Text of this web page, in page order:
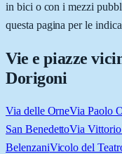
in bici o con i mezzi
questa pagina per le
Vie e piazze
Dorigoni
Via delle OrneVia Paolo
San BenedettoVia
BelenzaniVicolo del